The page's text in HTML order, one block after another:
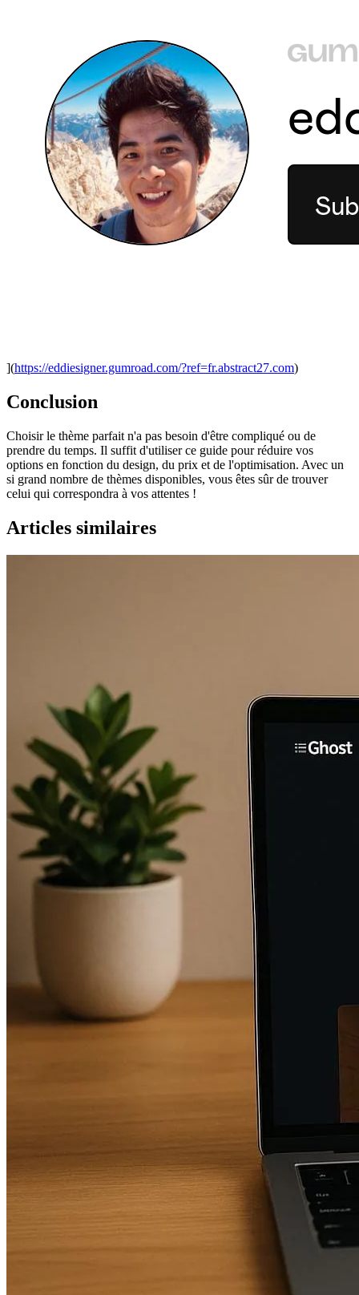
](https://eddiesigner.gumroad.com/?ref=fr.abstract27.com)
Conclusion
Choisir le thème parfait n'a pas besoin d'être compliqué ou de
prendre du temps. Il suffit d'utiliser ce guide pour réduire vos
options en fonction du design, du prix et de l'optimisation. Avec un
si grand nombre de thèmes disponibles, vous êtes sûr de trouver
celui qui correspondra à vos attentes !
Articles similaires